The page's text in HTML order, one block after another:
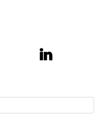
o FastTrack,
os processos
casos a queda